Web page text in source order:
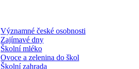
Významné české osobnosti
Zajímavé dny
Školní mléko
Ovoce a zelenina do škol
Školní zahrada